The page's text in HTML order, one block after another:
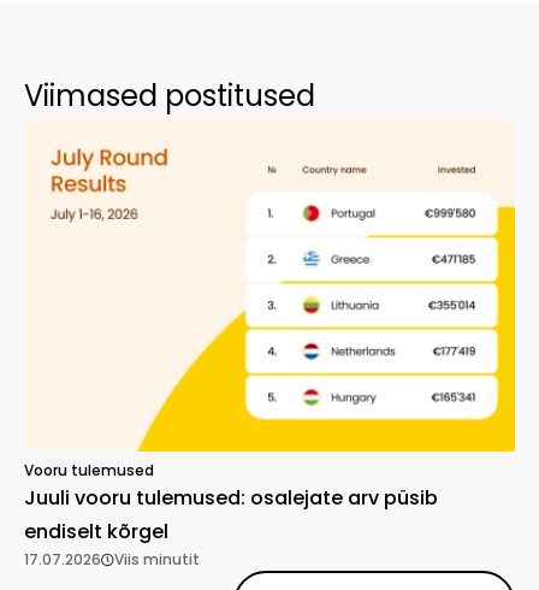
Viimased postitused
Vooru tulemused
Juuli vooru tulemused: osalejate arv püsib
endiselt kõrgel
17.07.2026 Viis minutit